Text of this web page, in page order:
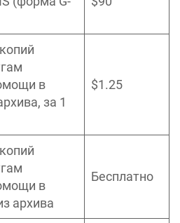
в
за 1
$1.25
в
архива
Бесплатно